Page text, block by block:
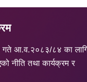
गते आ.व.२०८३/८४ का
नीति तथा कार्यक्रम र